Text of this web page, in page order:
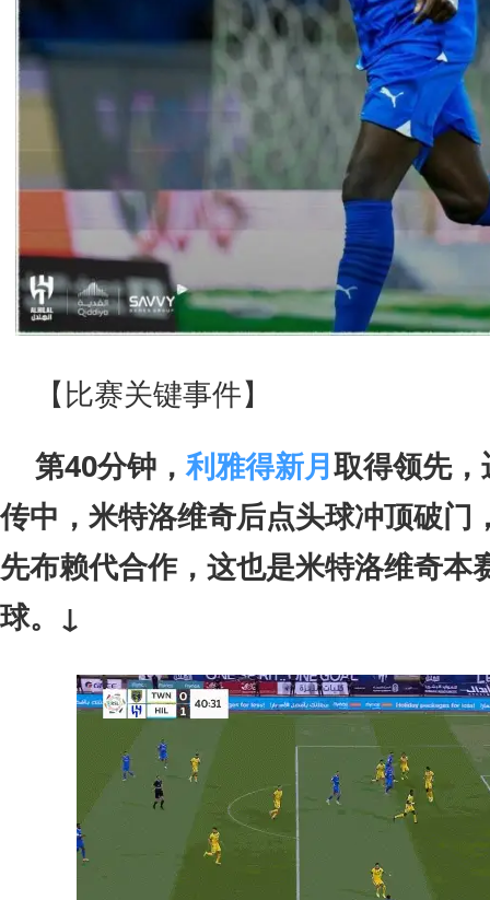
【比赛关键事件】
第40分钟，利雅得新月取得领先
传中，米特洛维奇后点头球冲顶破门
先布赖代合作，这也是米特洛维奇本
球。↓